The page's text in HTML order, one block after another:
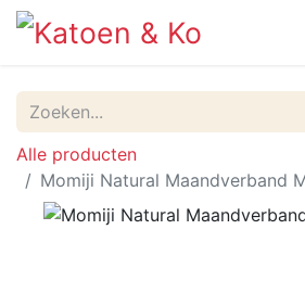
Alle producten
Momiji Natural Maandverband